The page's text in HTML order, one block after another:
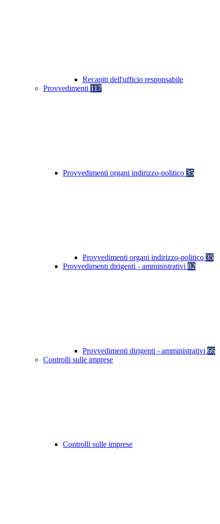
Recapiti dell'ufficio responsabile
Provvedimenti 117
Provvedimenti organi indirizzo-politico 35
Provvedimenti organi indirizzo-politico 35
Provvedimenti dirigenti - amministrativi 82
Provvedimenti dirigenti - amministrativi 66
Controlli sulle imprese
Controlli sulle imprese